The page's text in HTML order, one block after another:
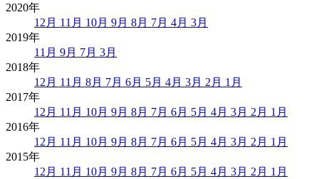
2020年
12月 11月 10月 9月 8月 7月 4月 3月
2019年
11月 9月 7月 3月
2018年
12月 11月 8月 7月 6月 5月 4月 3月 2月 1月
2017年
12月 11月 10月 9月 8月 7月 6月 5月 4月 3月 2月 1月
2016年
12月 11月 10月 9月 8月 7月 6月 5月 4月 3月 2月 1月
2015年
12月 11月 10月 9月 8月 7月 6月 5月 4月 3月 2月 1月